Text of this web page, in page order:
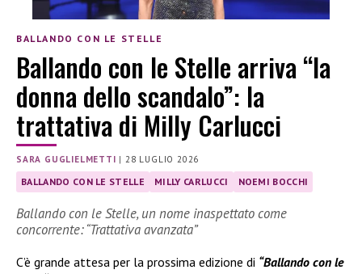
BALLANDO CON LE STELLE
Ballando con le Stelle arriva “la
donna dello scandalo”: la
trattativa di Milly Carlucci
SARA GUGLIELMETTI | 28 LUGLIO 2026
BALLANDO CON LE STELLE MILLY CARLUCCI NOEMI BOCCHI
Ballando con le Stelle, un nome inaspettato come
concorrente: “Trattativa avanzata”
C’è grande attesa per la prossima edizione di “Ballando con le